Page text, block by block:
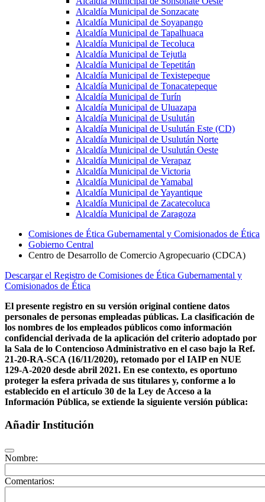
Alcaldía Municipal de Sonzacate
Alcaldía Municipal de Soyapango
Alcaldía Municipal de Tapalhuaca
Alcaldía Municipal de Tecoluca
Alcaldía Municipal de Tejutla
Alcaldía Municipal de Tepetitán
Alcaldía Municipal de Texistepeque
Alcaldía Municipal de Tonacatepeque
Alcaldía Municipal de Turín
Alcaldía Municipal de Uluazapa
Alcaldía Municipal de Usulután
Alcaldía Municipal de Usulután Este (CD)
Alcaldía Municipal de Usulután Norte
Alcaldía Municipal de Usulután Oeste
Alcaldía Municipal de Verapaz
Alcaldía Municipal de Victoria
Alcaldía Municipal de Yamabal
Alcaldía Municipal de Yayantique
Alcaldía Municipal de Zacatecoluca
Alcaldía Municipal de Zaragoza
Comisiones de Ética Gubernamental y Comisionados de Ética
Gobierno Central
Centro de Desarrollo de Comercio Agropecuario (CDCA)
Descargar el Registro de Comisiones de Ética Gubernamental y
Comisionados de Ética
El presente registro en su versión original contiene datos
personales de personas empleadas públicas. La clasificación de
los nombres de los empleados públicos como información
confidencial derivada de la aplicación del criterio adoptado por
la Sala de lo Contencioso Administrativo en el caso bajo la Ref.
21-20-RA-SCA (16/11/2020), retomado por el IAIP en NUE
129-A-2020 desde abril 2021. En ese contexto, es oportuno
proteger la esfera privada de sus titulares y, conforme a lo
establecido en el artículo 30 de la Ley de Acceso a la
Información Pública, se extiende la siguiente versión pública:
Añadir Institución
Nombre:
Comentarios: